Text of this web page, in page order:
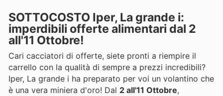
SOTTOCOSTO Iper, La grande i:
imperdibili offerte alimentari dal 2
all'11 Ottobre!
Cari cacciatori di offerte, siete pronti a riempire il
carrello con la qualità di sempre a prezzi incredibili?
Iper, La grande i ha preparato per voi un volantino che
è una vera miniera d'oro! Dal 2 all'11 Ottobre,